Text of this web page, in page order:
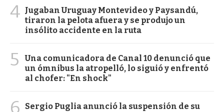
4 Jugaban Uruguay Montevideo y Paysandú,
tiraron la pelota afuera y se produjo un
insólito accidente en la ruta
5
Una comunicadora de Canal 10 denunció que
un ómnibus la atropelló, lo siguió y enfrentó
al chofer: "En shock"
6
Sergio Puglia anunció la suspensión de su